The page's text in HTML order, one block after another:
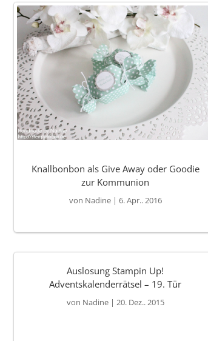
Knallbonbon als Give Away oder Goodie
zur Kommunion
von Nadine| 6. Apr.. 2016
Auslosung Stampin Up!
Adventskalenderrätsel – 19. Tür
von Nadine| 20. Dez.. 2015